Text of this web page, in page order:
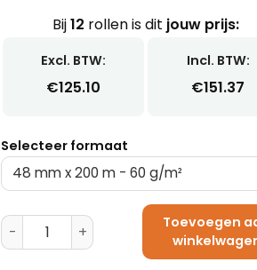
Bij12 rollen is dit jouw prijs:
Excl. BTW:
€125.10
Incl. BTW:
€151.37
Selecteer formaat
Gegomde Tape - 70 mm x 200 m - 90
Toevoegen